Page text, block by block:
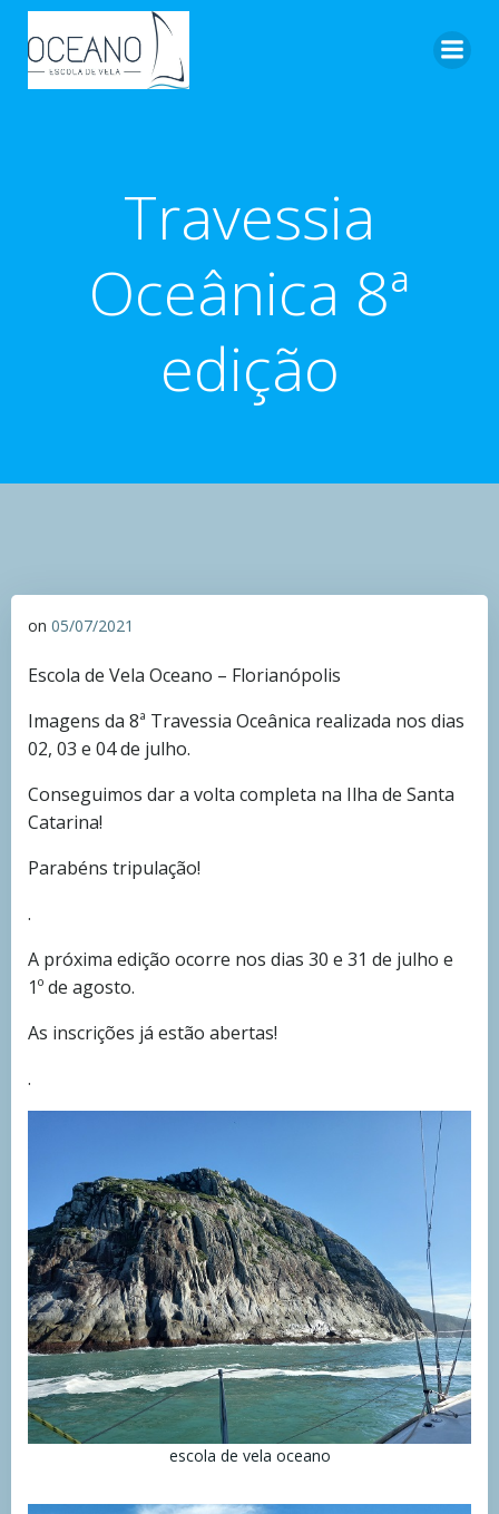
Travessia
Oceânica 8ª
edição
on 05/07/2021
Escola de Vela Oceano – Florianópolis
Imagens da 8ª Travessia Oceânica realizada nos dias
02, 03 e 04 de julho.
Conseguimos dar a volta completa na Ilha de Santa
Catarina!
Parabéns tripulação!
.
A próxima edição ocorre nos dias 30 e 31 de julho e
1º de agosto.
As inscrições já estão abertas!
.
escola de vela oceano